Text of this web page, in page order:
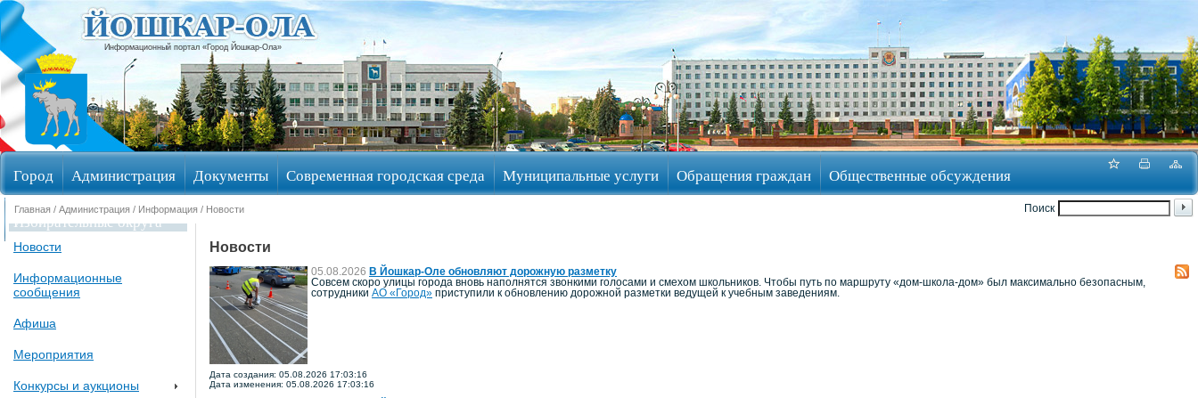
Информационный портал «Город Йошкар-Ола»
Город Администрация Документы Современная городская среда Муниципальные услуги Обращения граждан Общественные обсуждения
Избирательные округа
Поиск
Главная / Администрация / Информация / Новости
Новости
Информационные
сообщения
Афиша
Мероприятия
Конкурсы и аукционы
Новости
05.08.2026 В Йошкар-Оле обновляют дорожную разметку
Совсем скоро улицы города вновь наполнятся звонкими голосами и смехом школьников. Чтобы путь по маршруту «дом-школа-дом» был максимально безопасным,
сотрудники АО «Город» приступили к обновлению дорожной разметки ведущей к учебным заведениям.
Дата создания: 05.08.2026 17:03:16
Дата изменения: 05.08.2026 17:03:16